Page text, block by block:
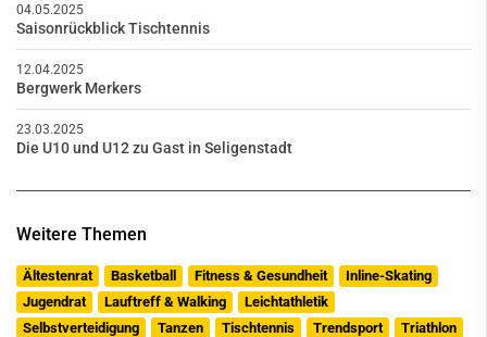
04.05.2025
Saisonrückblick Tischtennis
12.04.2025
Bergwerk Merkers
23.03.2025
Die U10 und U12 zu Gast in Seligenstadt
Weitere Themen
Ältestenrat Basketball Fitness & Gesundheit
Inline-Skating
Jugendrat
Lauftreff & Walking
Leichtathletik
Selbstverteidigung
Tanzen Tischtennis Trendsport
Triathlon